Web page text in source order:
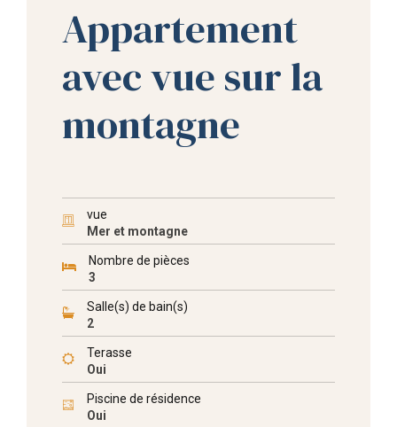
Appartement
avec vue sur la
montagne
vue
Mer et montagne
Nombre de pièces
3
Salle(s) de bain(s)
2
Terasse
Oui
Piscine de résidence
Oui